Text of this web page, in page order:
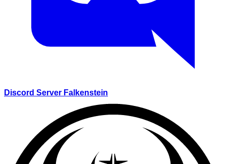
Discord Server Falkenstein